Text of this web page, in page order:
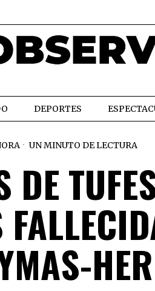
DEPORTES
UN MINUTO DE LECTURA
DE